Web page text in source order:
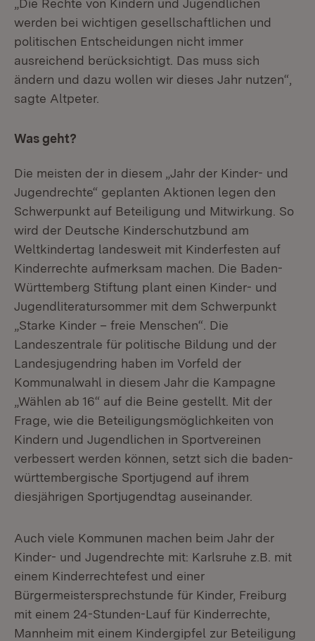
„Die Rechte von Kindern und Jugendlichen
werden bei wichtigen gesellschaftlichen und
politischen Entscheidungen nicht immer
ausreichend berücksichtigt. Das muss sich
ändern und dazu wollen wir dieses Jahr nutzen“,
sagte Altpeter.
Was geht?
Die meisten der in diesem „Jahr der Kinder- und
Jugendrechte“ geplanten Aktionen legen den
Schwerpunkt auf Beteiligung und Mitwirkung. So
wird der Deutsche Kinderschutzbund am
Weltkindertag landesweit mit Kinderfesten auf
Kinderrechte aufmerksam machen. Die Baden-
Württemberg Stiftung plant einen Kinder- und
Jugendliteratursommer mit dem Schwerpunkt
„Starke Kinder – freie Menschen“. Die
Landeszentrale für politische Bildung und der
Landesjugendring haben im Vorfeld der
Kommunalwahl in diesem Jahr die Kampagne
„Wählen ab 16“ auf die Beine gestellt. Mit der
Frage, wie die Beteiligungsmöglichkeiten von
Kindern und Jugendlichen in Sportvereinen
verbessert werden können, setzt sich die baden-
württembergische Sportjugend auf ihrem
diesjährigen Sportjugendtag auseinander.
Auch viele Kommunen machen beim Jahr der
Kinder- und Jugendrechte mit: Karlsruhe z.B. mit
einem Kinderrechtefest und einer
Bürgermeistersprechstunde für Kinder, Freiburg
mit einem 24-Stunden-Lauf für Kinderrechte,
Mannheim mit einem Kindergipfel zur Beteiligung